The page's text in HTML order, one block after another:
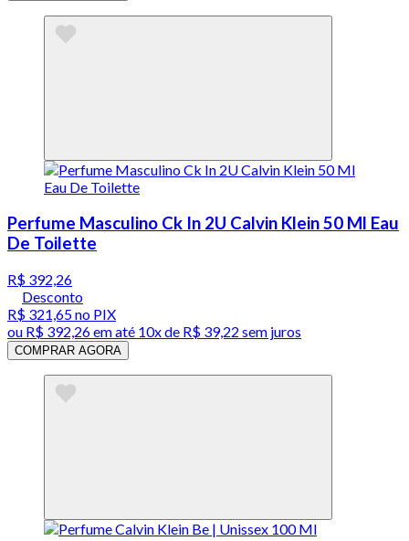
Perfume Masculino Ck In 2U Calvin Klein 50 Ml Eau
De Toilette
R$ 392,26
Desconto
R$ 321,65no PIX
ou R$ 392,26em até 10x de R$ 39,22 sem juros
COMPRAR AGORA